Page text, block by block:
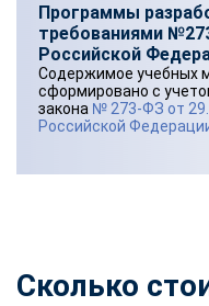
Программы
требованиями
Российской
Содержимое учебных
сформировано с
закона № 273-ФЗ от
Российской
Сколько